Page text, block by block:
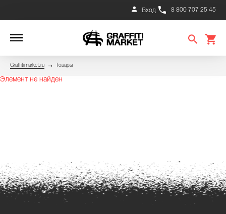
8 800 707 25 45
Вход
Graffitimarket.ru Товары
Элемент не найден